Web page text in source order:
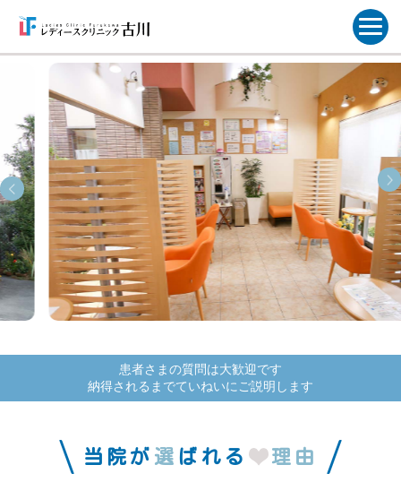
患者さまの質問は大歓迎です
納得されるまでていねいにご説明します
当院が 選 ばれる 理由